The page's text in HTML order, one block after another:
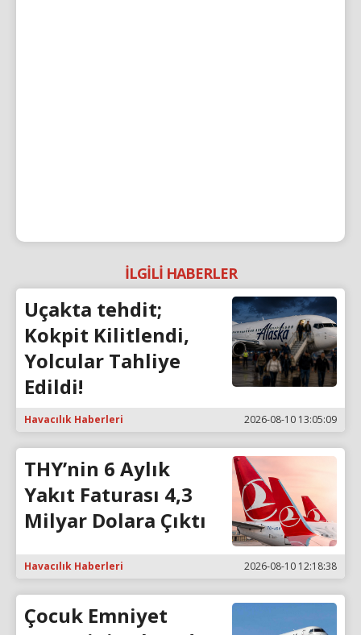
İLGİLİ HABERLER
Uçakta tehdit;
Kokpit Kilitlendi,
Yolcular Tahliye
Edildi!
Havacılık Haberleri 2026-08-10 13:05:09
THY’nin 6 Aylık
Yakıt Faturası 4,3
Milyar Dolara Çıktı
Havacılık Haberleri 2026-08-10 12:18:38
Çocuk Emniyet